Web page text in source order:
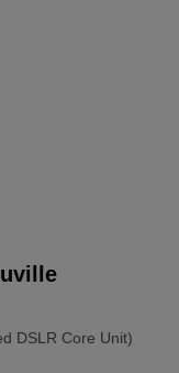
DSLR Core Unit)